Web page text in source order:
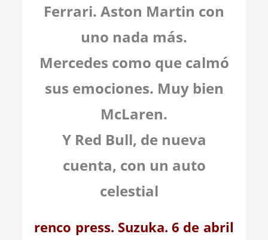
Ferrari. Aston Martin con
uno nada más.
Mercedes como que calmó
sus emociones. Muy bien
McLaren.
Y Red Bull, de nueva
cuenta, con un auto
celestial
renco press. Suzuka. 6 de abril